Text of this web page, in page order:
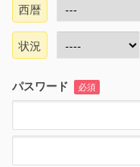
西暦
状況
パスワード 必須